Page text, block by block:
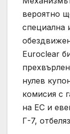
вероятно
специална
Euroclear
нулев
комисия с
на ЕС и
Г-7,